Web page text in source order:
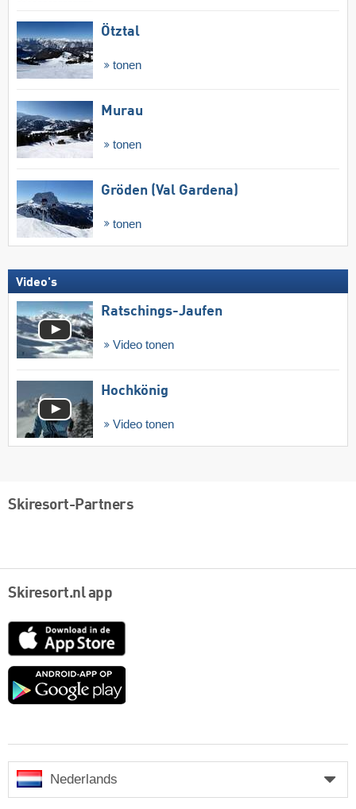
Ötztal
tonen
Murau
tonen
Gröden (Val Gardena)
tonen
Video's
Ratschings-Jaufen
Video tonen
Hochkönig
Video tonen
Skiresort-Partners
Skiresort.nl app
App
Google
Nederlands